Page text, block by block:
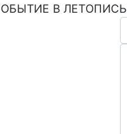
В ЛЕТОПИСЬ